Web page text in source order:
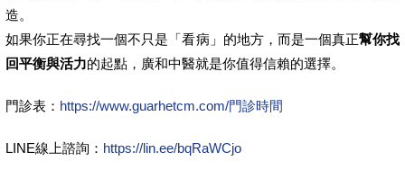
造。
如果你正在尋找一個不只是「看病」的地方，而是一個真正幫你找
回平衡與活力的起點，廣和中醫就是你值得信賴的選擇。
門診表： https://www.guarhetcm.com/門診時間
LINE線上諮詢： https://lin.ee/bqRaWCjo